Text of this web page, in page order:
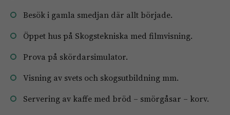
Besök i gamla smedjan där allt började.
Öppet hus på Skogstekniska med filmvisning.
Prova på skördarsimulator.
Visning av svets och skogsutbildning mm.
Servering av kaffe med bröd – smörgåsar – korv.